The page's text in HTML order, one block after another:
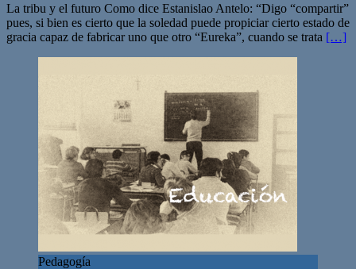
La tribu y el futuro Como dice Estanislao Antelo: “Digo “compartir”
pues, si bien es cierto que la soledad puede propiciar cierto estado de
gracia capaz de fabricar uno que otro “Eureka”, cuando se trata […]
Pedagogía